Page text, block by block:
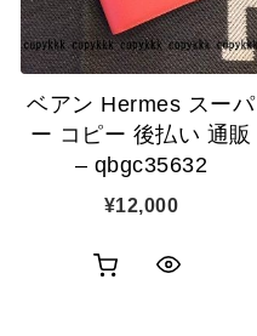
ベアン Hermes スーパ
ー コピー 後払い 通販
– qbgc35632
¥12,000